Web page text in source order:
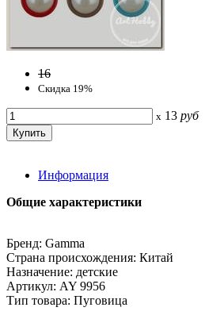
16
Скидка 19%
x 13 руб
Информация
Общие характеристики
Бренд: Gamma
Страна происхождения: Китай
Назначение: детские
Артикул: AY 9956
Тип товара: Пуговица